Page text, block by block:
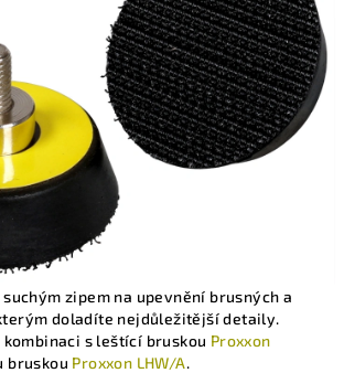
suchým zipem na upevnění brusných a
doladíte nejdůležitější detaily.
s leštící bruskou Proxxon
bruskou Proxxon LHW/A.